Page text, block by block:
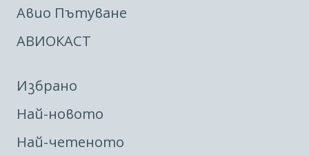
Авио Пътуване
АВИОКАСТ
Избрано
Най-новото
Най-четеното